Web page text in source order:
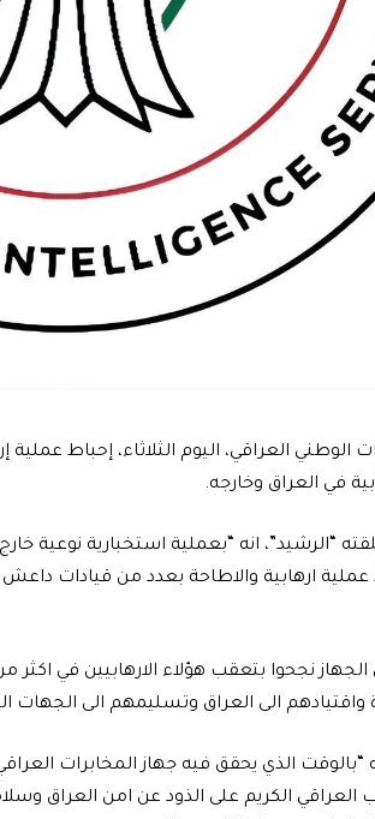
الوطني العراقي، اليوم الثلاثاء، إحباط
في العراق وخارجه.
“الرشيد”، انه “بعملية استخبارية نوعية
ارهابية والاطاحة بعدد من قيادات داعش
نجحوا بتعقب هؤلاء الارهابيين في
واقتيادهم الى العراق وتسليمهم الى الجهات
“بالوقت الذي يحقق فيه جهاز المخابرات
العراقي الكريم على الذود عن امن العراق